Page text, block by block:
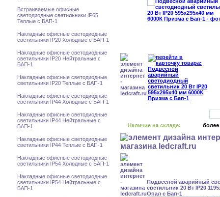
Встраиваемые офисные
светодиодные светильники IP65
Теплые с БАП-1
Накладные офисные светодиодные
светильники IP20 Холодные с БАП-1
Накладные офисные светодиодные
светильники IP20 Нейтральные с
БАП-1
Накладные офисные светодиодные
светильники IP20 Теплые с БАП-1
Накладные офисные светодиодные
светильники IP44 Холодные с БАП-1
Накладные офисные светодиодные
светильники IP44 Нейтральные с
БАП-1
Накладные офисные светодиодные
светильники IP44 Теплые с БАП-1
Накладные офисные светодиодные
светильники IP54 Холодные с БАП-1
Накладные офисные светодиодные
светильники IP54 Нейтральные с
БАП-1
Наличие на складе: более
Подвесной аварийный
светильник 20 Вт IP20
Опал с Бап-1